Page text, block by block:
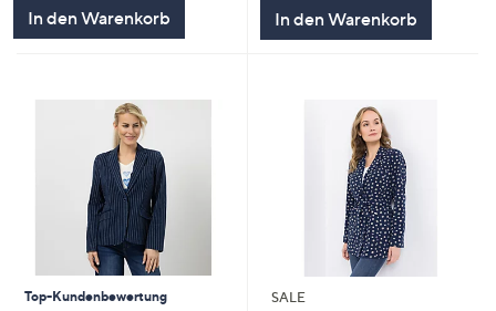
In den Warenkorb In den Warenkorb
Top-Kundenbewertung
SALE